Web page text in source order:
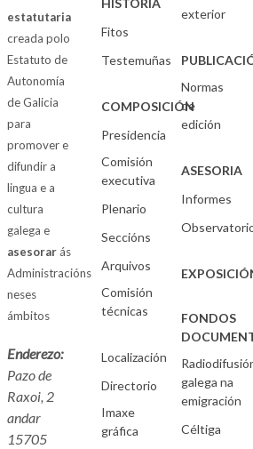
estatutaria
creada polo
Estatuto de
Autonomía
de Galicia
para
promover e
difundir a
lingua e a
cultura
galega e
asesorarás
Administracións
neses
ámbitos
Enderezo:
Pazo de
Raxoi, 2
andar
15705
HISTORIA
Fitos
Testemuñas
COMPOSICIÓN
Presidencia
Comisión
executiva
Plenario
Seccións
Arquivos
Comisión
técnicas
Localización
Directorio
Imaxe
gráfica
exterior
Normas
de
edición
ASESORIA
Informes
FONDOS
galega na
emigración
Céltiga